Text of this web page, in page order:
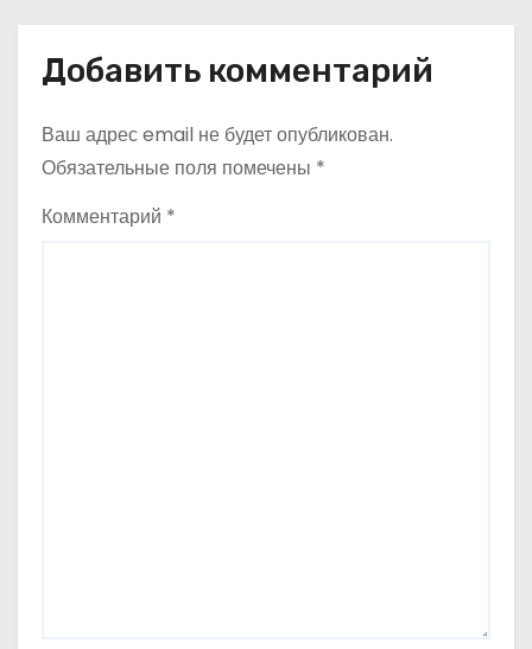
я
м
Добавить комментарий
Ваш адрес email не будет опубликован.
Обязательные поля помечены *
Комментарий *